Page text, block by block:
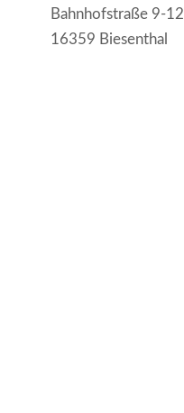
Bahnhofstraße 9-12
16359 Biesenthal